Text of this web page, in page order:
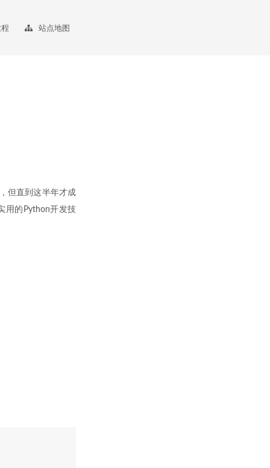
程 站点地图
但直到这半年才成
用的Python开发技